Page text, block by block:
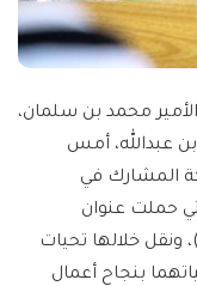
محمد بن سلمان،
عبدالله، أمس
المشارك في
الأولى لقمة دول مجموعة الـ20 التي حملت عنوان
ونقل خلالها تحيات
بنجاح أعمال